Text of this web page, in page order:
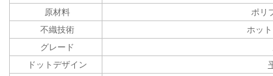
原材料
ポリ
不織技術
ホッ
グレード
ドットデザイン